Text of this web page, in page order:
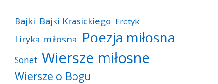
Bajki Bajki Krasickiego Erotyk
Liryka miłosna Poezja miłosna
Sonet Wiersze miłosne
Wiersze o Bogu